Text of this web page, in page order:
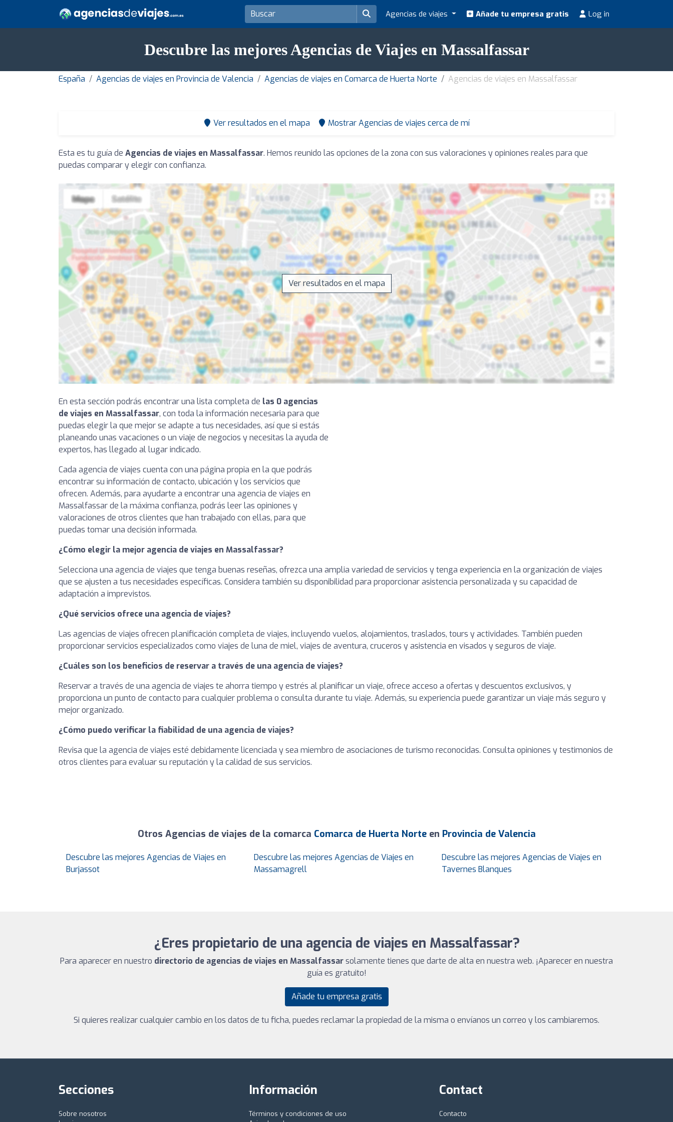
Agencias de viajes Añade tu empresa gratis Log in
Descubre las mejores Agencias de Viajes en Massalfassar
España Agencias de viajes en Provincia de Valencia Agencias de viajes en Comarca de Huerta Norte Agencias de viajes en Massalfassar
Ver resultados en el mapa Mostrar Agencias de viajes cerca de mí
Esta es tu guía de Agencias de viajes en Massalfassar. Hemos reunido las opciones de la zona con sus valoraciones y opiniones reales para que
puedas comparar y elegir con confianza.
Ver resultados en el mapa
En esta sección podrás encontrar una lista completa de las 0 agencias
de viajes en Massalfassar, con toda la información necesaria para que
puedas elegir la que mejor se adapte a tus necesidades, así que si estás
planeando unas vacaciones o un viaje de negocios y necesitas la ayuda de
expertos, has llegado al lugar indicado.
Cada agencia de viajes cuenta con una página propia en la que podrás
encontrar su información de contacto, ubicación y los servicios que
ofrecen. Además, para ayudarte a encontrar una agencia de viajes en
Massalfassar de la máxima confianza, podrás leer las opiniones y
valoraciones de otros clientes que han trabajado con ellas, para que
puedas tomar una decisión informada.
¿Cómo elegir la mejor agencia de viajes en Massalfassar?
Selecciona una agencia de viajes que tenga buenas reseñas, ofrezca una amplia variedad de servicios y tenga experiencia en la organización de viajes
que se ajusten a tus necesidades específicas. Considera también su disponibilidad para proporcionar asistencia personalizada y su capacidad de
adaptación a imprevistos.
¿Qué servicios ofrece una agencia de viajes?
Las agencias de viajes ofrecen planificación completa de viajes, incluyendo vuelos, alojamientos, traslados, tours y actividades. También pueden
proporcionar servicios especializados como viajes de luna de miel, viajes de aventura, cruceros y asistencia en visados y seguros de viaje.
¿Cuáles son los beneficios de reservar a través de una agencia de viajes?
Reservar a través de una agencia de viajes te ahorra tiempo y estrés al planificar un viaje, ofrece acceso a ofertas y descuentos exclusivos, y
proporciona un punto de contacto para cualquier problema o consulta durante tu viaje. Además, su experiencia puede garantizar un viaje más seguro y
mejor organizado.
¿Cómo puedo verificar la fiabilidad de una agencia de viajes?
Revisa que la agencia de viajes esté debidamente licenciada y sea miembro de asociaciones de turismo reconocidas. Consulta opiniones y testimonios de
otros clientes para evaluar su reputación y la calidad de sus servicios.
Otros Agencias de viajes de la comarca Comarca de Huerta Norteen Provincia de Valencia
Descubre las mejores Agencias de Viajes en
Burjassot
Descubre las mejores Agencias de Viajes en
Massamagrell
Descubre las mejores Agencias de Viajes en
Tavernes Blanques
¿Eres propietario de una agencia de viajes en Massalfassar?
Para aparecer en nuestro directorio de agencias de viajes en Massalfassarsolamente tienes que darte de alta en nuestra web. ¡Aparecer en nuestra
guía es gratuito!
Añade tu empresa gratis
Si quieres realizar cualquier cambio en los datos de tu ficha, puedes reclamar la propiedad de la misma o envíanos un correo y los cambiaremos.
Secciones
Sobre nosotros
Información
Términos y condiciones de uso
Contact
Contacto